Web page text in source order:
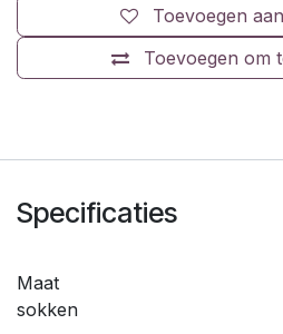
Toevoegen om
Toevoegen
Specificaties
Maat
sokken